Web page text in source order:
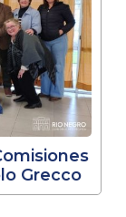
Grecco